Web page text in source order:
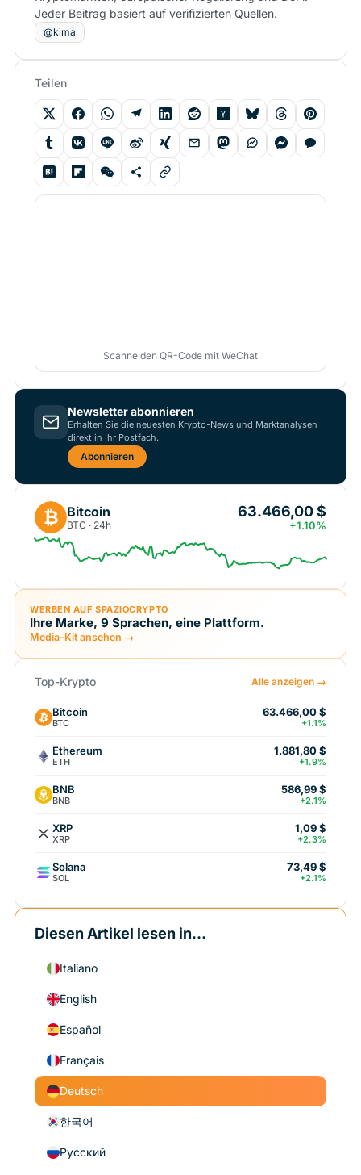
Jeder Beitrag basiert auf verifizierten Quellen.
@kima
Teilen
Scanne den QR-Code mit WeChat
Newsletter abonnieren
Erhalten Sie die neuesten Krypto-News und Marktanalysen
direkt in Ihr Postfach.
Abonnieren
₿ Bitcoin
BTC · 24h
63.466,00 $
+1.10%
WERBEN AUF SPAZIOCRYPTO
Ihre Marke, 9 Sprachen, eine Plattform.
Media-Kit ansehen →
Top-Krypto Alle anzeigen →
Bitcoin
BTC
63.466,00 $
+1.1%
Ethereum
ETH
1.881,80 $
+1.9%
BNB
BNB
586,99 $
+2.1%
XRP
XRP
1,09 $
+2.3%
Solana
SOL
73,49 $
+2.1%
Diesen Artikel lesen in...
Italiano
English
Español
Français
Deutsch
한국어
Русский